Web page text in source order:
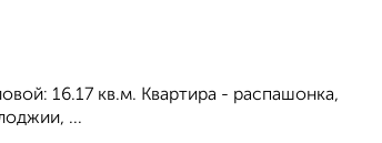
16.17 кв.м. Квартира - распашонка,
...